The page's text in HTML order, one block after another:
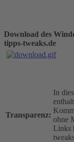
Download des
tipps-tweaks.de
Transparenz:
In
ohne
Links